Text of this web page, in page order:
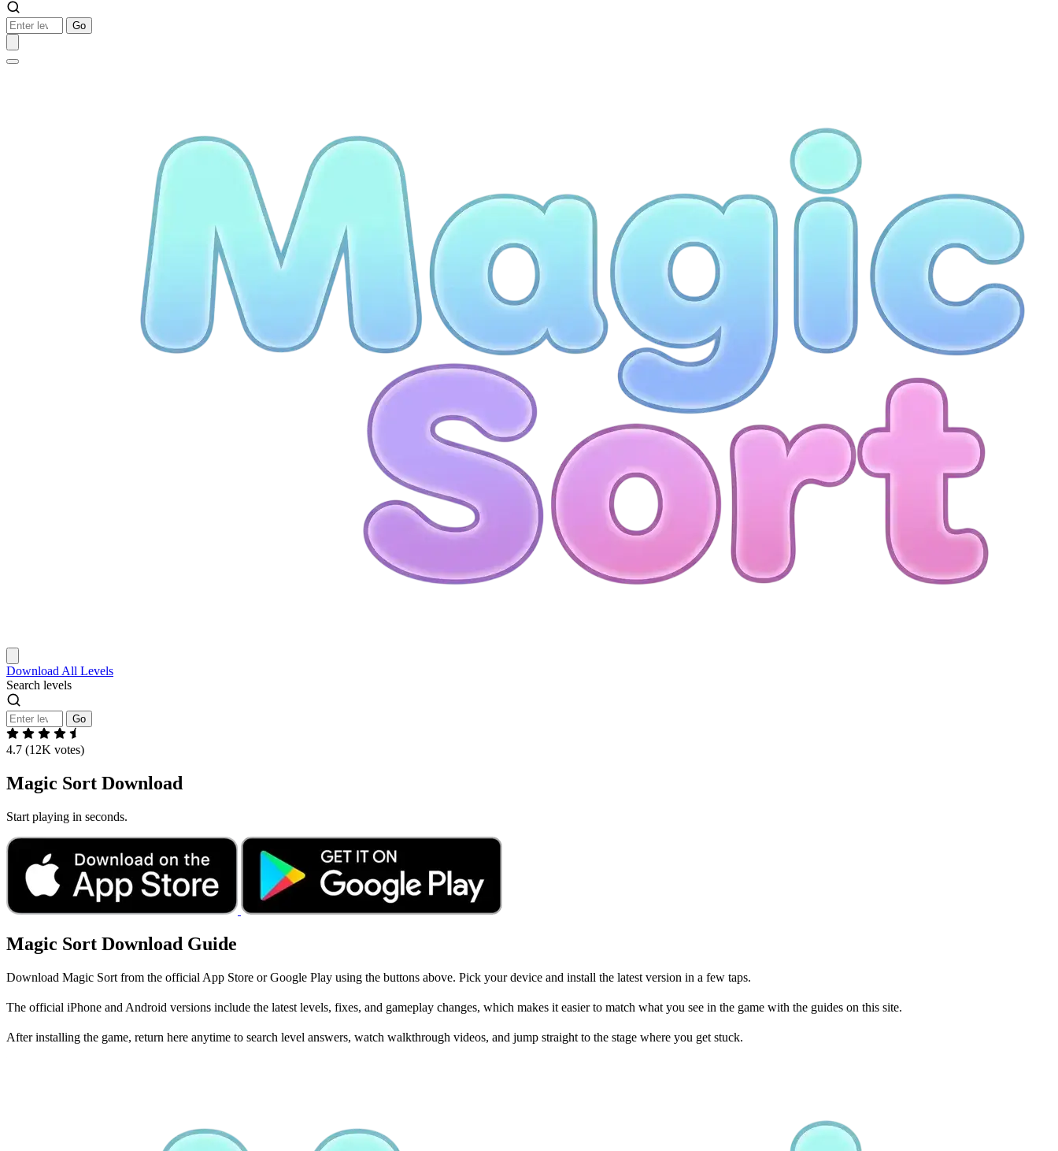
Go
Download All Levels
Search levels
Go
4.7 (12K votes)
Magic Sort Download
Start playing in seconds.
Magic Sort Download Guide
Download Magic Sort from the official App Store or Google Play using the buttons above. Pick your device and install the latest version in a few taps.
The official iPhone and Android versions include the latest levels, fixes, and gameplay changes, which makes it easier to match what you see in the game with the guides on this site.
After installing the game, return here anytime to search level answers, watch walkthrough videos, and jump straight to the stage where you get stuck.